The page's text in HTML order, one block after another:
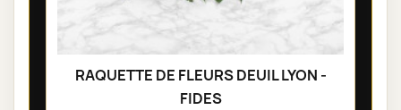
RAQUETTE DE FLEURS DEUIL LYON -
FIDES